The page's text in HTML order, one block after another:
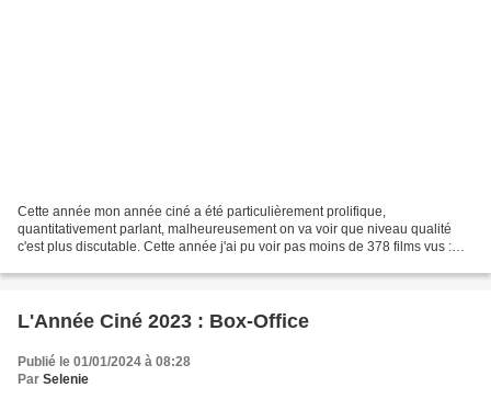
Cette année mon année ciné a été particulièrement prolifique,
quantitativement parlant, malheureusement on va voir que niveau qualité
c'est plus discutable. Cette année j'ai pu voir pas moins de 378 films vus :
L'Année Ciné 2023 : Box-Office
Publié le 01/01/2024 à 08:28
Par Selenie